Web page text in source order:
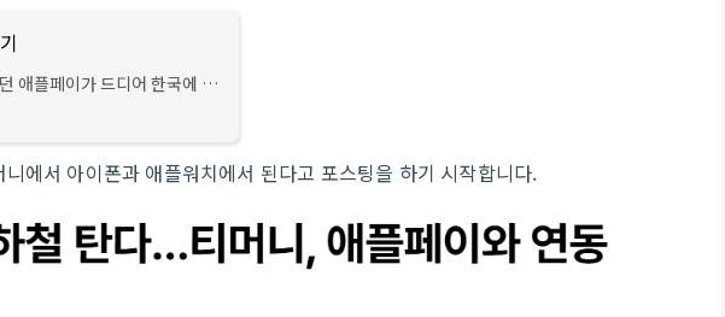
애플페이가 드디어 한국에 출
- 애플페이 국내 출시 루머 -
- 현대카드 오늘 하루 종일 애
에서 아이폰과 애플워치에서 된다고 포스팅을 하기 시작합니다.